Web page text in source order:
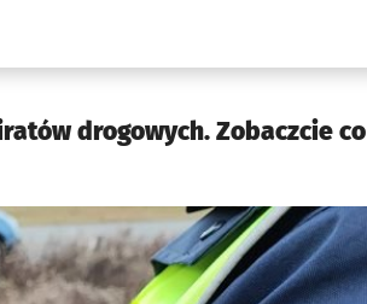
drogowych. Zobaczcie co